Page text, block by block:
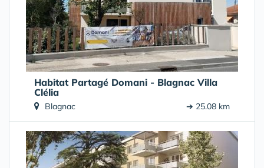
Habitat Partagé Domani - Blagnac Villa
Clélia
Blagnac ➔ 25.08 km